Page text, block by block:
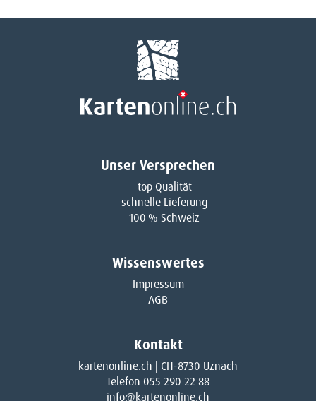
Unser Versprechen
top Qualität
schnelle Lieferung
100 % Schweiz
Wissenswertes
Impressum
AGB
Kontakt
kartenonline.ch | CH-8730 Uznach
Telefon 055 290 22 88
info@kartenonline.ch